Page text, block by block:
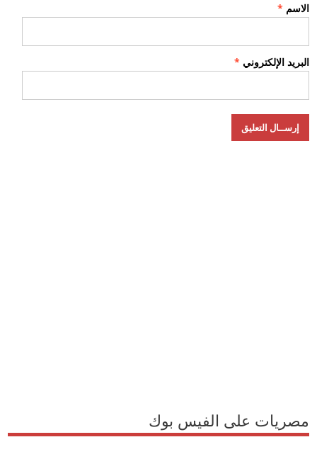
الاسم *
البريد الإلكتروني *
مصريات على الفيس بوك